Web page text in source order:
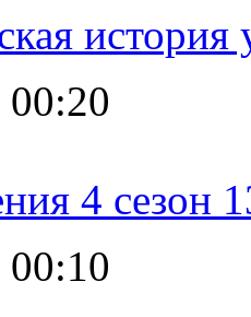
история
00:20
4 сезон
00:10